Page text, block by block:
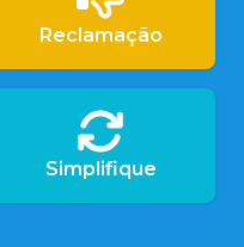
Reclamação
Simplifique